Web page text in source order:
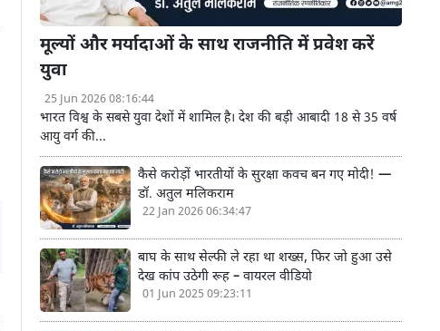
मूल्यों और मर्यादाओं के साथ राजनीति में प्रवेश करें
युवा
25 Jun 2026 08:16:44
भारत विश्व के सबसे युवा देशों में शामिल है। देश की बड़ी आबादी 18 से 35 वर्ष
आयु वर्ग की...
कैसे करोड़ों भारतीयों के सुरक्षा कवच बन गए मोदी! —
डॉ. अतुल मलिकराम
22 Jan 2026 06:34:47
बाघ के साथ सेल्फी ले रहा था शख्स, फिर जो हुआ उसे
देख कांप उठेगी रूह – वायरल वीडियो
01 Jun 2025 09:23:11